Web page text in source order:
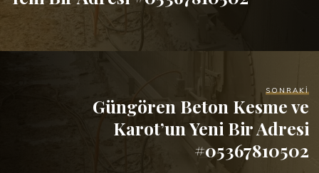
SONRAKI
Güngören Beton Kesme ve
Karot’un Yeni Bir Adresi
#05367810502